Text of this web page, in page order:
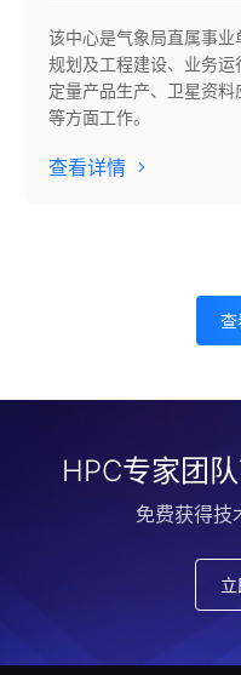
该中心是气象局直属事
规划及工程建设、业务运
定量产品生产、卫星资
等方面工作。
查看详情
查
HPC专家团
免费获得技